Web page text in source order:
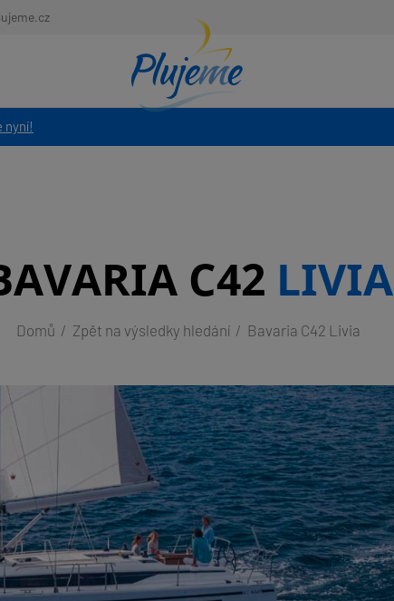
nyní!
C42 LIVIA
Domů Zpět na výsledky hledání Bavaria C42 Livia